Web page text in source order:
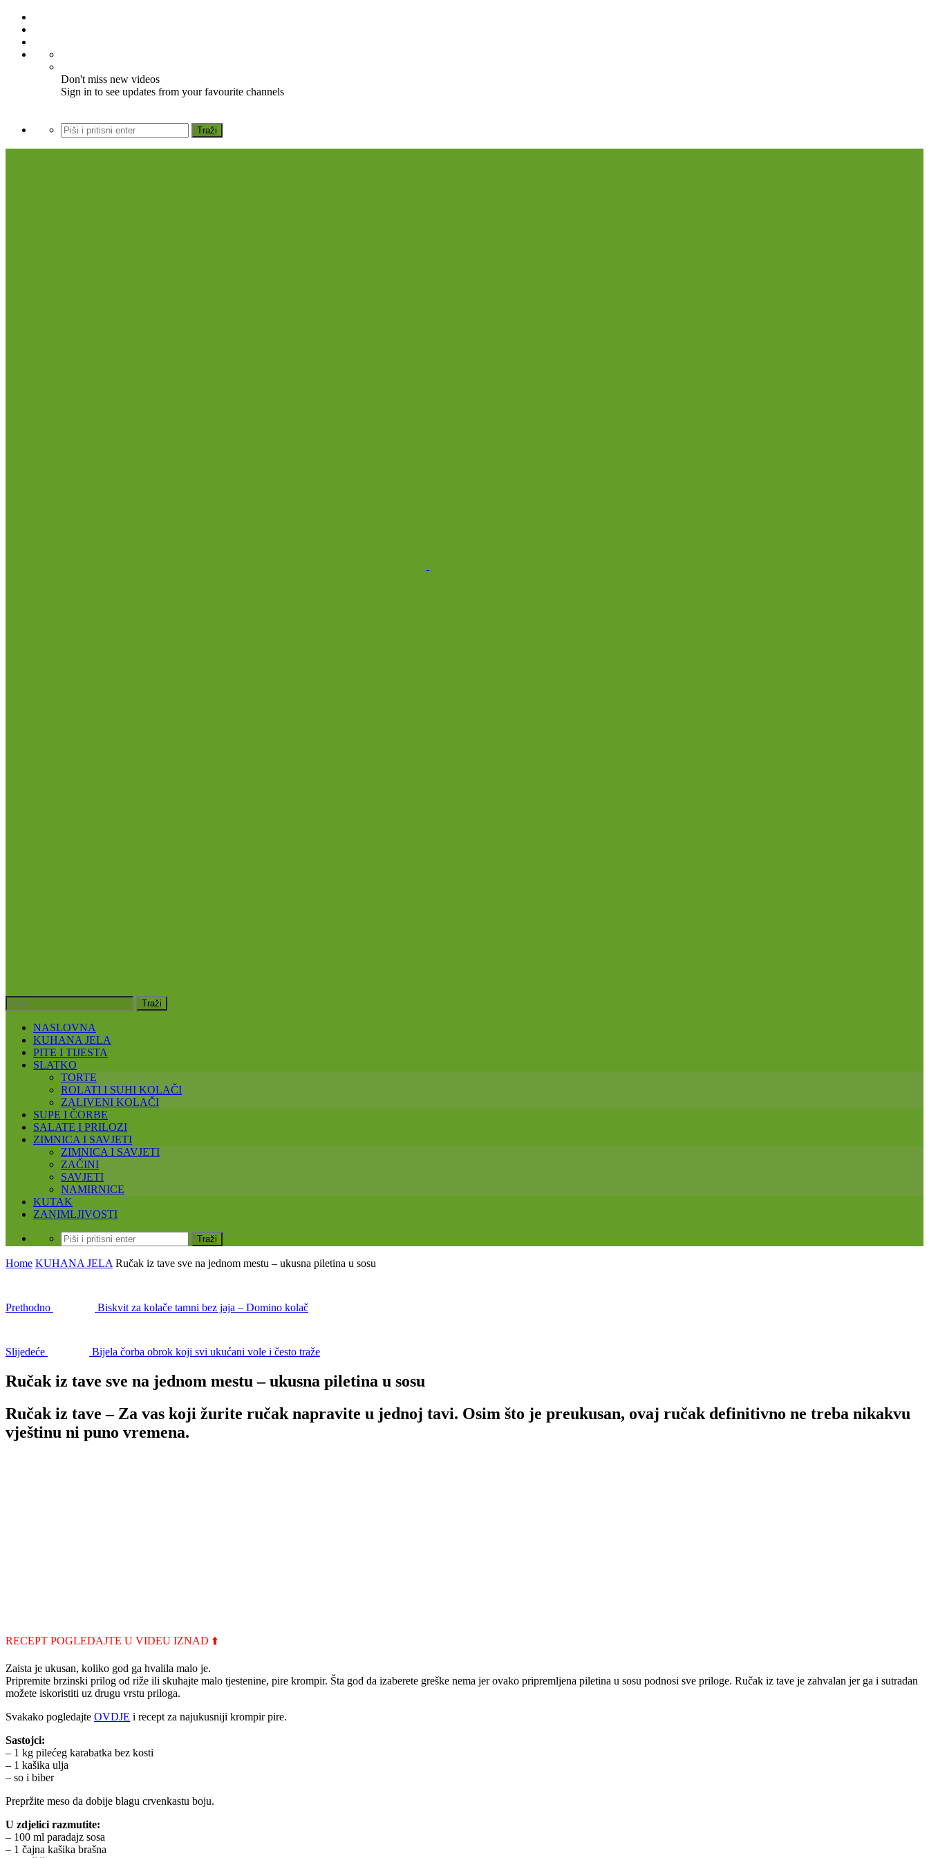
Don't miss new videos
Sign in to see updates from your favourite channels
NASLOVNA
KUHANA JELA
PITE I TIJESTA
SLATKO
TORTE
ROLATI I SUHI KOLAČI
ZALIVENI KOLAČI
SUPE I ČORBE
SALATE I PRILOZI
ZIMNICA I SAVJETI
ZIMNICA I SAVJETI
ZAČINI
SAVJETI
NAMIRNICE
KUTAK
ZANIMLJIVOSTI
Home KUHANA JELA Ručak iz tave sve na jednom mestu – ukusna piletina u sosu
Prethodno Biskvit za kolače tamni bez jaja – Domino kolač
Slijedeće Bijela čorba obrok koji svi ukućani vole i često traže
Ručak iz tave sve na jednom mestu – ukusna piletina u sosu
Ručak iz tave – Za vas koji žurite ručak napravite u jednoj tavi. Osim što je preukusan, ovaj ručak definitivno ne treba nikakvu
vještinu ni puno vremena.
RECEPT POGLEDAJTE U VIDEU IZNAD ⬆️
Zaista je ukusan, koliko god ga hvalila malo je.
Pripremite brzinski prilog od riže ili skuhajte malo tjestenine, pire krompir. Šta god da izaberete greške nema jer ovako pripremljena piletina u sosu podnosi sve priloge. Ručak iz tave je zahvalan jer ga i sutradan
možete iskoristiti uz drugu vrstu priloga.
Svakako pogledajte OVDJE i recept za najukusniji krompir pire.
Sastojci:
– 1 kg pilećeg karabatka bez kosti
– 1 kašika ulja
– so i biber
Prepržite meso da dobije blagu crvenkastu boju.
U zdjelici razmutite:
– 100 ml paradajz sosa
– 1 čajna kašika brašna